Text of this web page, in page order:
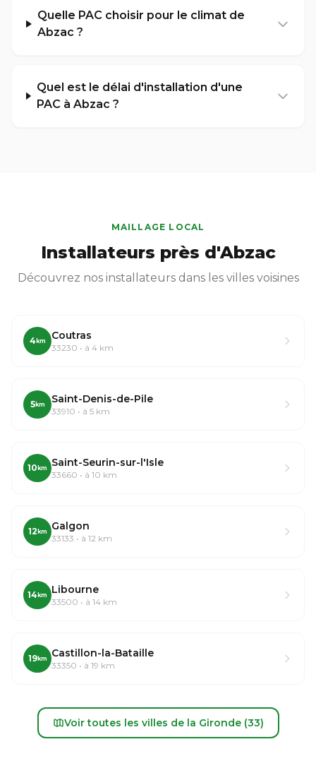
Quelle PAC choisir pour le climat de
Abzac ?
Quel est le délai d'installation d'une
PAC à Abzac ?
MAILLAGE LOCAL
Installateurs près d'Abzac
Découvrez nos installateurs dans les villes voisines
4 km Coutras
33230 • à 4 km
5km Saint-Denis-de-Pile
33910 • à 5 km
10 km Saint-Seurin-sur-l'Isle
33660 • à 10 km
12 km Galgon
33133 • à 12 km
14 km Libourne
33500 • à 14 km
19km Castillon-la-Bataille
33350 • à 19 km
Voir toutes les villes de la Gironde (33)